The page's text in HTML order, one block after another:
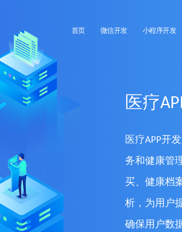
首页 微信开发 小程序开发
医疗
医疗APP开
务和健康管
买、健康档
析，为用户
确保用户数